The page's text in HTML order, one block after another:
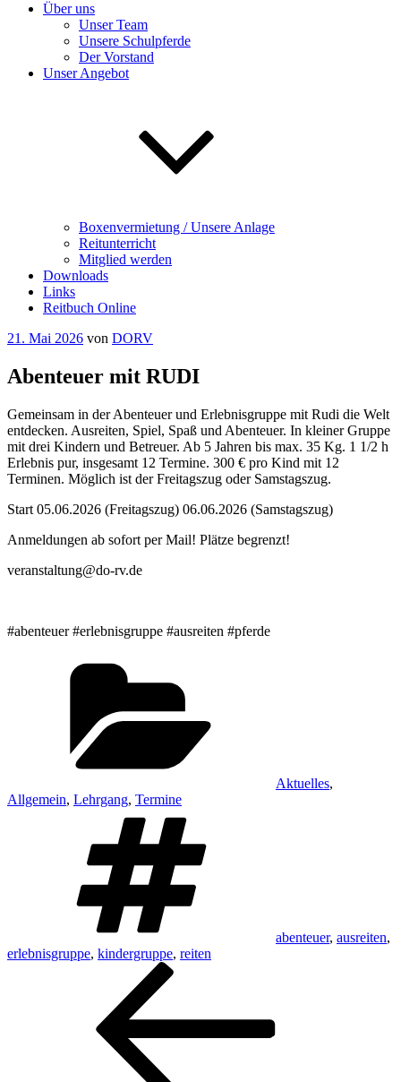
Über uns
Unser Team
Unsere Schulpferde
Der Vorstand
Unser Angebot
Boxenvermietung / Unsere Anlage
Reitunterricht
Mitglied werden
Downloads
Links
Reitbuch Online
Veröffentlicht
21. Mai 2026 von DORV
Abenteuer mit RUDI
Gemeinsam in der Abenteuer und Erlebnisgruppe mit Rudi die Welt
entdecken. Ausreiten, Spiel, Spaß und Abenteuer. In kleiner Gruppe
mit drei Kindern und Betreuer. Ab 5 Jahren bis max. 35 Kg. 1 1/2 h
Erlebnis pur, insgesamt 12 Termine. 300 € pro Kind mit 12
Terminen. Möglich ist der Freitagszug oder Samstagszug.
Start 05.06.2026 (Freitagszug) 06.06.2026 (Samstagszug)
Anmeldungen ab sofort per Mail! Plätze begrenzt!
veranstaltung@do-rv.de
#abenteuer #erlebnisgruppe #ausreiten #pferde
Aktuelles,
Allgemein, Lehrgang, Termine
abenteuer, ausreiten,
erlebnisgruppe, kindergruppe, reiten
Beitragsnavigation